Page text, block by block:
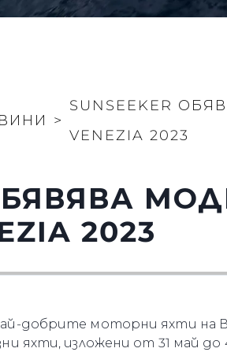
>
SUNSEEKER
VENEZIA 2023
2023
добрите моторни яхти на
яхти, изложени от 31 май до